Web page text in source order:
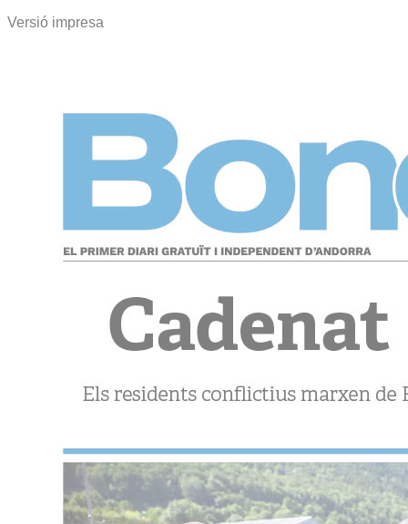
Versió impresa